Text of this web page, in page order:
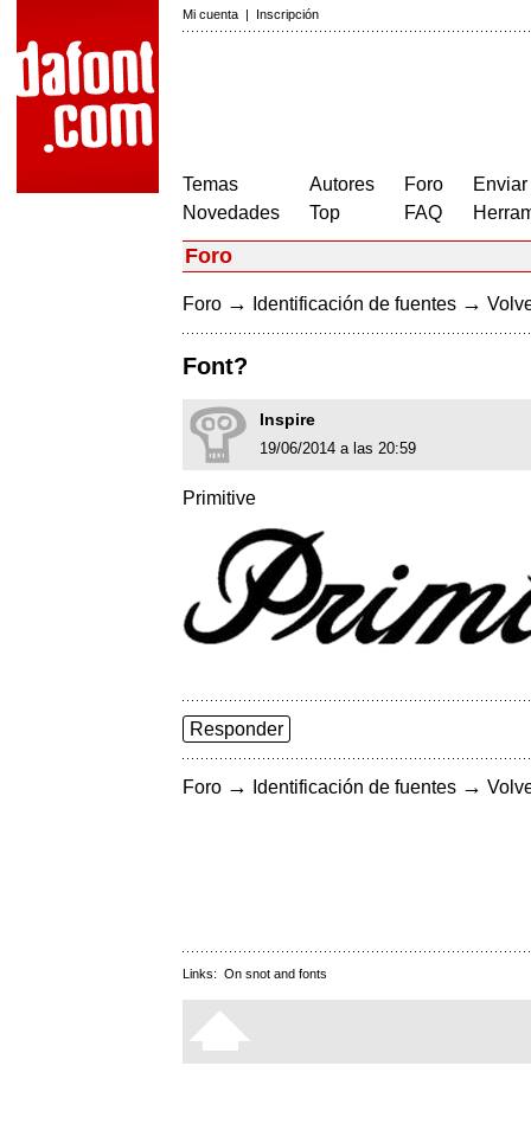
Mi cuenta | Inscripción
Temas
Novedades
Autores
Top
Foro
FAQ
Foro
Foro → Identificación de fuentes →
Font?
lnspire
19/06/2014 a las 20:59
Primitive
Responder
Foro → Identificación de fuentes →
Links: On snot and fonts